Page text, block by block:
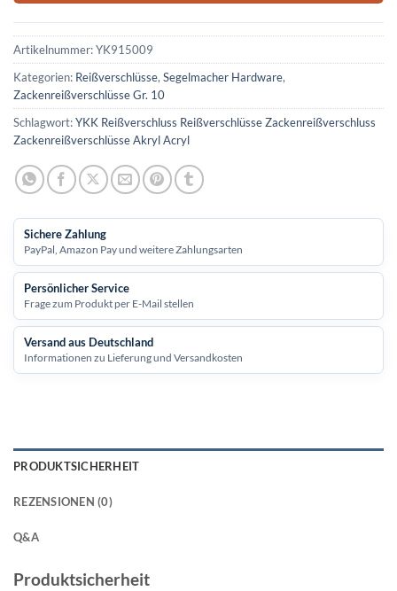
Artikelnummer:YK915009
Kategorien: Reißverschlüsse, Segelmacher Hardware,
Zackenreißverschlüsse Gr. 10
Schlagwort:YKK Reißverschluss Reißverschlüsse Zackenreißverschluss
Zackenreißverschlüsse Akryl Acryl
Sichere Zahlung
PayPal, Amazon Pay und weitere Zahlungsarten
Persönlicher Service
Frage zum Produkt per E-Mail stellen
Versand aus Deutschland
Informationen zu Lieferung und Versandkosten
PRODUKTSICHERHEIT
REZENSIONEN (0)
Q&A
Produktsicherheit